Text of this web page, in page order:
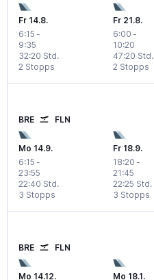
Fr 14.8.
6:15 -
9:35
2 Stopps
32:20 Std.
Fr 21.8.
6:00 -
10:20
2 Stopps
47:20 Std.
BRE FLN
Mo 14.9.
6:15 -
23:55
3 Stopps
22:40 Std.
Fr 18.9.
18:20 -
21:45
3 Stopps
22:25 Std.
BRE FLN
Mo 14.12. Mo 18.1.